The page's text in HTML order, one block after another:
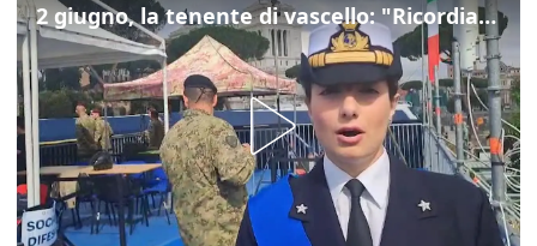
2 giugno, la tenente di vascello: "Ricordiamo chi ha sacrificato la propria vita per costruire il Paese"